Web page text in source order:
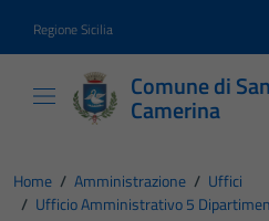
Regione Sicilia
Comune di
Camerina
Home / Amministrazione / Uffici
/ Ufficio Amministrativo 5